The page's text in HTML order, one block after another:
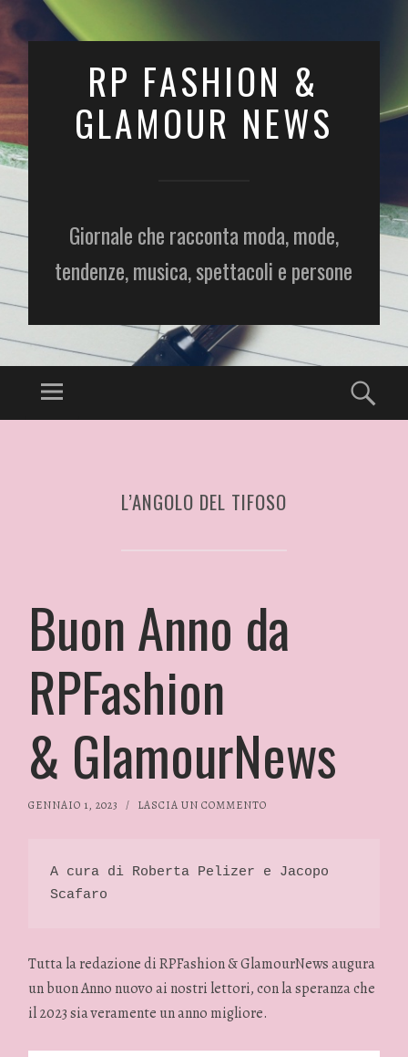
RP FASHION &
GLAMOUR NEWS
Giornale che racconta moda, mode,
tendenze, musica, spettacoli e persone
L’ANGOLO DEL TIFOSO
Buon Anno da
RPFashion
& GlamourNews
GENNAIO 1, 2023 / LASCIA UN COMMENTO
A cura di Roberta Pelizer e Jacopo
Scafaro
Tutta la redazione di RPFashion & GlamourNews augura
un buon Anno nuovo ai nostri lettori, con la speranza che
il 2023 sia veramente un anno migliore.